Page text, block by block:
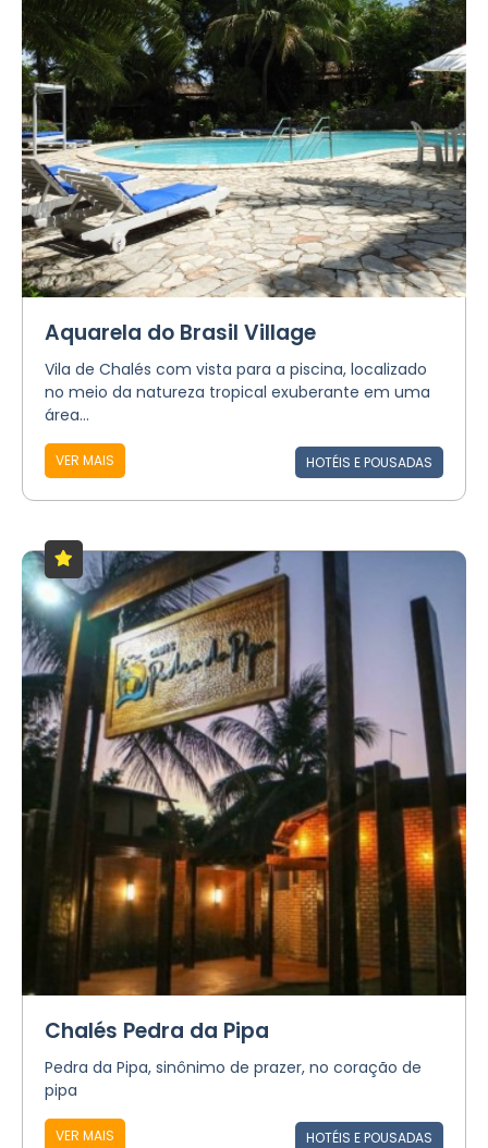
Aquarela do Brasil Village
Vila de Chalés com vista para a piscina, localizado
no meio da natureza tropical exuberante em uma
área...
VER MAIS HOTÉIS E POUSADAS
Chalés Pedra da Pipa
Pedra da Pipa, sinônimo de prazer, no coração de
pipa
VER MAIS HOTÉIS E POUSADAS